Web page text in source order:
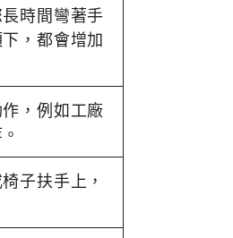
時間彎著手
，都會增加
，例如工廠
子扶手上，